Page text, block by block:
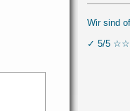
Wir sind
✓ 5/5